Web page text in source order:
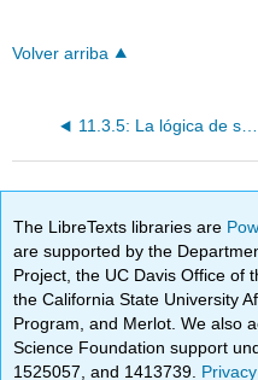
Volver arriba
11.3.5: La lógica de solo, solo si y menos
The LibreTexts libraries are
are supported by the
Project, the UC Davis Office of
the California State University
Program, and Merlot. We also
Science Foundation support
1525057, and 1413739.